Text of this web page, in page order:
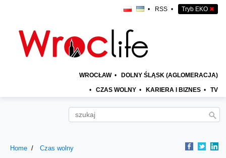
• RSS • Tryb EKO ✖
WROCŁAW • DOLNY ŚLĄSK (AGLOMERACJA)
• CZAS WOLNY • KARIERA I BIZNES • TV
Home Czas wolny